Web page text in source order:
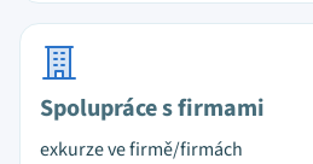
Spolupráce s firmami
exkurze ve firmě/firmách